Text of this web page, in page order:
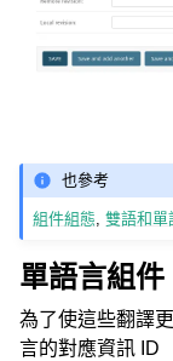
也參考
組件組態,雙語和單
單語言組件
為了使這些翻譯
言的對應資訊 ID